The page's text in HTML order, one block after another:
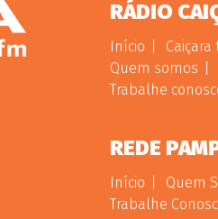
RÁDIO
Início Caiçara
Quem somos
Trabalhe
REDE
Início Quem
Trabalhe